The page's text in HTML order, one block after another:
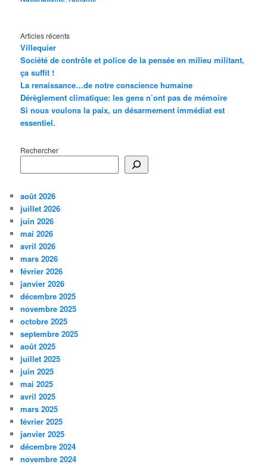
Articles récents
Villequier
Société de contrôle et police de la pensée en milieu militant,
ça suffit !
La renaissance…de notre conscience humaine
Dérèglement climatique: les gens n’ont pas de mémoire
Si nous voulons la paix, un désarmement immédiat est
essentiel.
Rechercher
août 2026
juillet 2026
juin 2026
mai 2026
avril 2026
mars 2026
février 2026
janvier 2026
décembre 2025
novembre 2025
octobre 2025
septembre 2025
août 2025
juillet 2025
juin 2025
mai 2025
avril 2025
mars 2025
février 2025
janvier 2025
décembre 2024
novembre 2024